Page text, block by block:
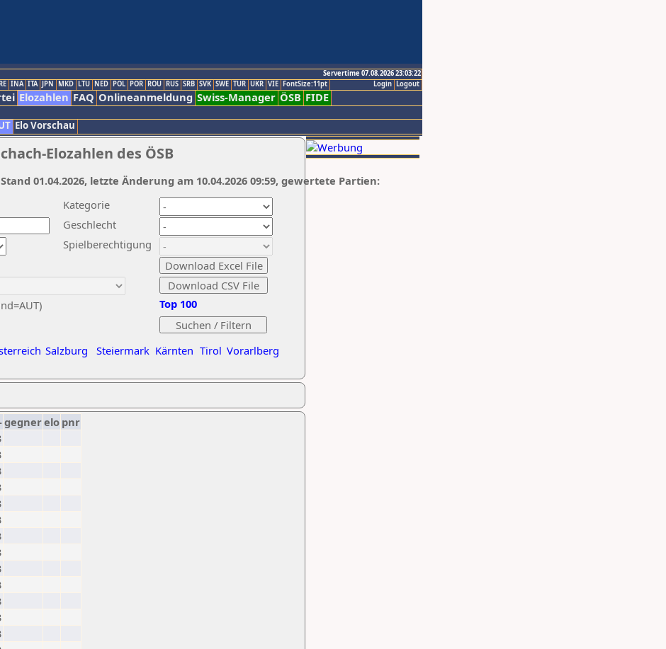
Servertime 07.08.2026 23:03:22
Logout
Login
INA ITA JPN MKD LTU NED POL POR ROU RUS SRB SVK SWE TUR UKR VIE FontSize:11pt
Elozahlen FAQ Onlineanmeldung Swiss-Manager ÖSB FIDE
Elo Vorschau
Elozahlen des ÖSB
Kategorie
Geschlecht
Spielberechtigung
Salzburg Steiermark Kärnten Tirol Vorarlberg
Top 100
01.04.2026, letzte Änderung am 10.04.2026 09:59, gewertete Partien:
gegnerelo pnr